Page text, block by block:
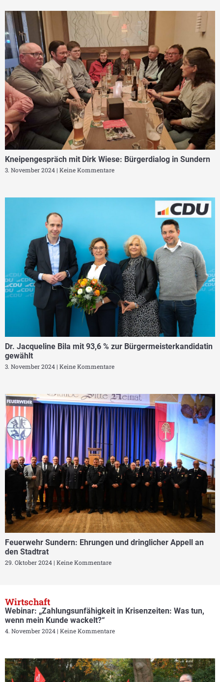
Kneipengespräch mit Dirk Wiese: Bürgerdialog in Sundern
3. November 2024 Keine Kommentare
Dr. Jacqueline Bila mit 93,6 % zur Bürgermeisterkandidatin
gewählt
3. November 2024 Keine Kommentare
Feuerwehr Sundern: Ehrungen und dringlicher Appell an
den Stadtrat
29. Oktober 2024 Keine Kommentare
Wirtschaft
Webinar: „Zahlungsunfähigkeit in Krisenzeiten: Was tun,
wenn mein Kunde wackelt?“
4. November 2024 Keine Kommentare